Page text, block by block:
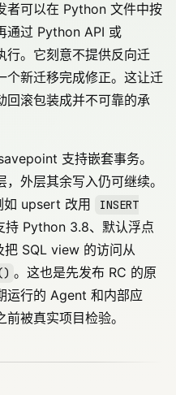
者可以在 Python 文件中按
通过 Python API 或
行。它刻意不提供反向迁
个新迁移完成修正。这让迁
回滚包装成并不可靠的承
支持嵌套事务。
外层其余写入仍可继续。
如 upsert 改用
INSERT
持 Python 3.8、默认浮点
把 SQL view 的访问从
。这也是先发布 RC 的原
运行的 Agent 和内部应
被真实项目检验。